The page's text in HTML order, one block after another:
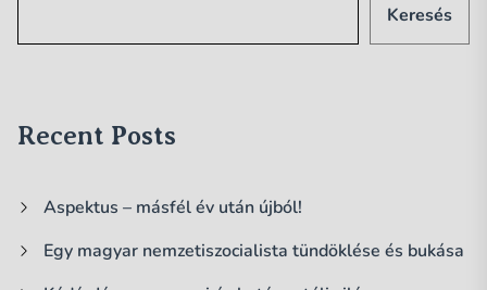
Keresés
Recent Posts
Aspektus – másfél év után újból!
Egy magyar nemzetiszocialista tündöklése és bukása